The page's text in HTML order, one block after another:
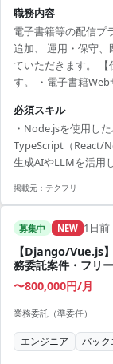
職務内容
電子書籍等の配信プ
追加、 運用・保守
ていただきます。
す。 ・電子書籍
に最新構成への入れ
ロジェクト管理ツー
Cloud チャットツー
JavaScript、
必須スキル
・Node.jsを使用し
TypeScript（React/
生成AIやLLMを活用
掲載元： テクフリ
募集中 NEW 1日前
【Django/Vue.js
務委託案件・フリ
〜800,000円/月
業務委託（準委任）
エンジニア バッ